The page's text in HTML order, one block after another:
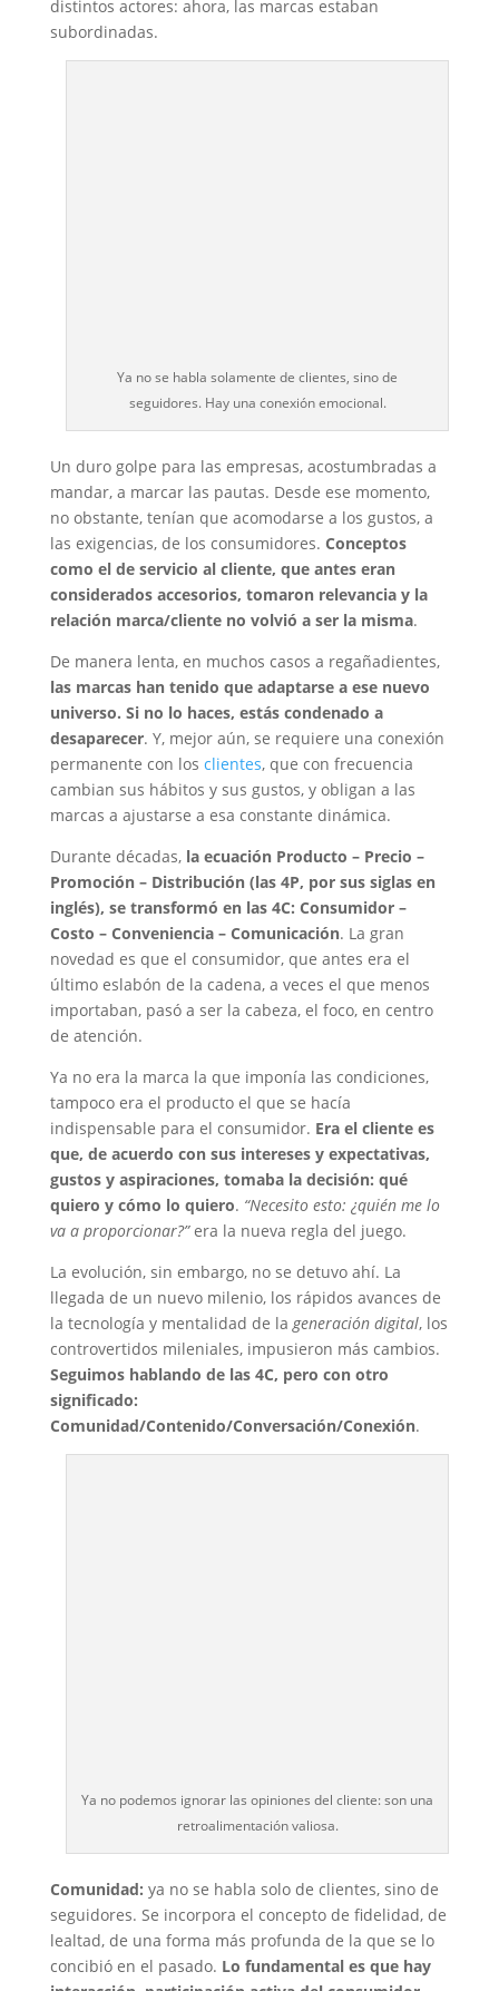
distintos actores: ahora, las marcas estaban
subordinadas.
Ya no se habla solamente de clientes, sino de
seguidores. Hay una conexión emocional.
Un duro golpe para las empresas, acostumbradas a
mandar, a marcar las pautas. Desde ese momento,
no obstante, tenían que acomodarse a los gustos, a
las exigencias, de los consumidores. Conceptos
como el de servicio al cliente, que antes eran
considerados accesorios, tomaron relevancia y la
relación marca/cliente no volvió a ser la misma.
De manera lenta, en muchos casos a regañadientes,
las marcas han tenido que adaptarse a ese nuevo
universo. Si no lo haces, estás condenado a
desaparecer. Y, mejor aún, se requiere una conexión
permanente con los clientes, que con frecuencia
cambian sus hábitos y sus gustos, y obligan a las
marcas a ajustarse a esa constante dinámica.
Durante décadas, la ecuación Producto – Precio –
Promoción – Distribución (las 4P, por sus siglas en
inglés), se transformó en las 4C: Consumidor –
Costo – Conveniencia – Comunicación. La gran
novedad es que el consumidor, que antes era el
último eslabón de la cadena, a veces el que menos
importaban, pasó a ser la cabeza, el foco, en centro
de atención.
Ya no era la marca la que imponía las condiciones,
tampoco era el producto el que se hacía
indispensable para el consumidor. Era el cliente es
que, de acuerdo con sus intereses y expectativas,
gustos y aspiraciones, tomaba la decisión: qué
quiero y cómo lo quiero. “Necesito esto: ¿quién me lo
va a proporcionar?”era la nueva regla del juego.
La evolución, sin embargo, no se detuvo ahí. La
llegada de un nuevo milenio, los rápidos avances de
la tecnología y mentalidad de lageneración digital, los
controvertidos mileniales, impusieron más cambios.
Seguimos hablando de las 4C, pero con otro
significado:
Comunidad/Contenido/Conversación/Conexión.
Ya no podemos ignorar las opiniones del cliente: son una
retroalimentación valiosa.
Comunidad: ya no se habla solo de clientes, sino de
seguidores. Se incorpora el concepto de fidelidad, de
lealtad, de una forma más profunda de la que se lo
concibió en el pasado. Lo fundamental es que hay